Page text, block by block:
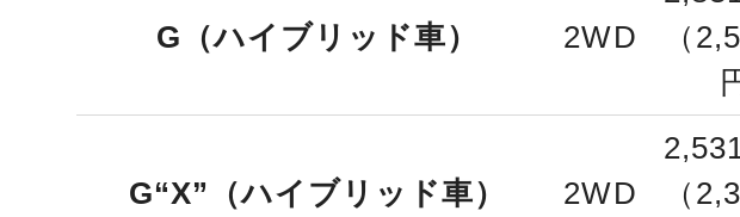
G（ハイブリッド車） 2WD
（
G“X”（ハイブリッド車） 2WD
（